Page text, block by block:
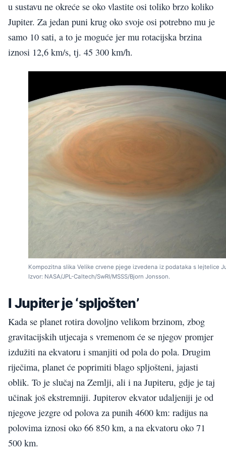
u sustavu ne okreće se oko vlastite osi toliko brzo koliko
Jupiter. Za jedan puni krug oko svoje osi potrebno mu je
samo 10 sati, a to je moguće jer mu rotacijska brzina
iznosi 12,6 km/s, tj. 45 300 km/h.
Kompozitna slika Velike crvene pjege izvedena iz podataka s lejtelice
Izvor: NASA/JPL-Caltech/SwRI/MSSS/Bjorn Jonsson.
I Jupiter je ‘spljošten’
Kada se planet rotira dovoljno velikom brzinom, zbog
gravitacijskih utjecaja s vremenom će se njegov promjer
izdužiti na ekvatoru i smanjiti od pola do pola. Drugim
riječima, planet će poprimiti blago spljošteni, jajasti
oblik. To je slučaj na Zemlji, ali i na Jupiteru, gdje je taj
učinak još ekstremniji. Jupiterov ekvator udaljeniji je od
njegove jezgre od polova za punih 4600 km: radijus na
polovima iznosi oko 66 850 km, a na ekvatoru oko 71
500 km.